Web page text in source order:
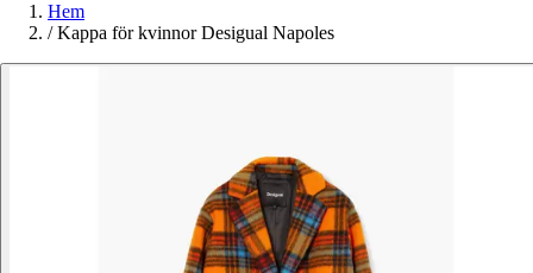
Hem
/ Kappa för kvinnor Desigual Napoles